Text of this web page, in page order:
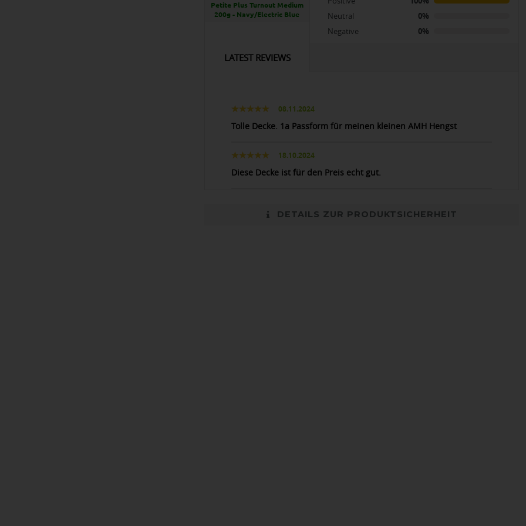
Petite Plus Turnout Medium
200g - Navy/Electric Blue
Neutral
0%
Negative
0%
LATEST REVIEWS
08.11.2024
Tolle Decke. 1a Passform für meinen kleinen AMH Hengst
18.10.2024
Diese Decke ist für den Preis echt gut.
DETAILS ZUR PRODUKTSICHERHEIT